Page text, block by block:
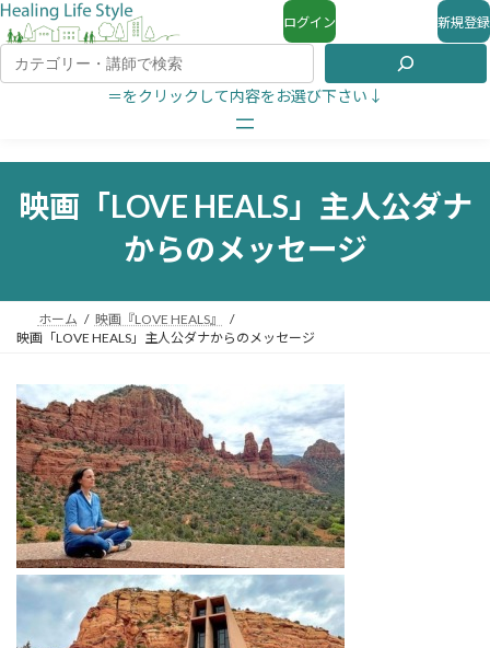
ログイン 新規登録
＝をクリックして内容をお選び下さい↓
映画「LOVE HEALS」主人公ダナ
からのメッセージ
ホーム
映画『LOVE HEALS』
映画「LOVE HEALS」主人公ダナからのメッセージ